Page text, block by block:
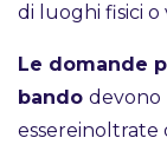
di luoghi fisici
Le domande
bando devono
essereinoltrate